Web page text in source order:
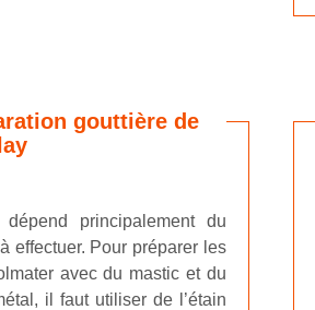
gouttière de
principalement du
effectuer. Pour préparer les
avec du mastic et du
il faut utiliser de l’étain